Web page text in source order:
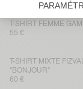
T-SHIRT FEMME
55 €
T-SHIRT MIXTE
"BONJOUR"
60 €